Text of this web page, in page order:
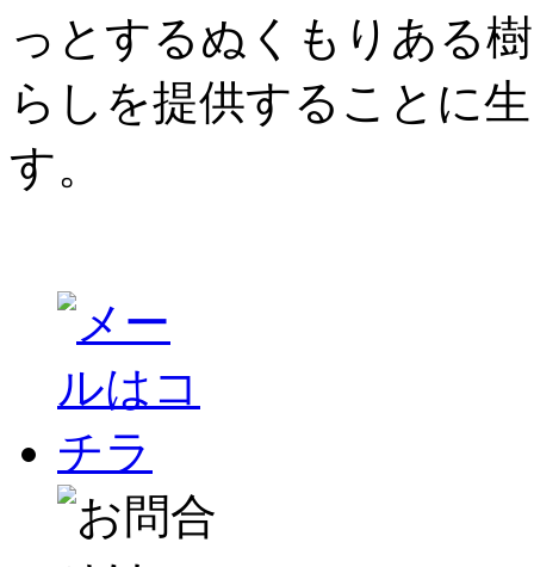
っとするぬくもりある
らしを提供することに
す。